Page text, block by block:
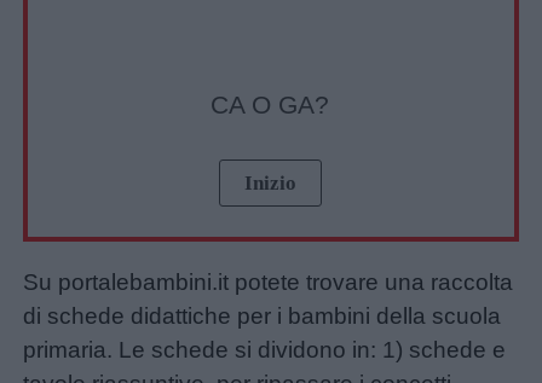
CA O GA?
Su portalebambini.it potete trovare una raccolta
di schede didattiche per i bambini della scuola
primaria. Le schede si dividono in: 1) schede e